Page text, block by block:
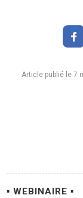
Article publié le 7
▪ WEBINAIRE ▪